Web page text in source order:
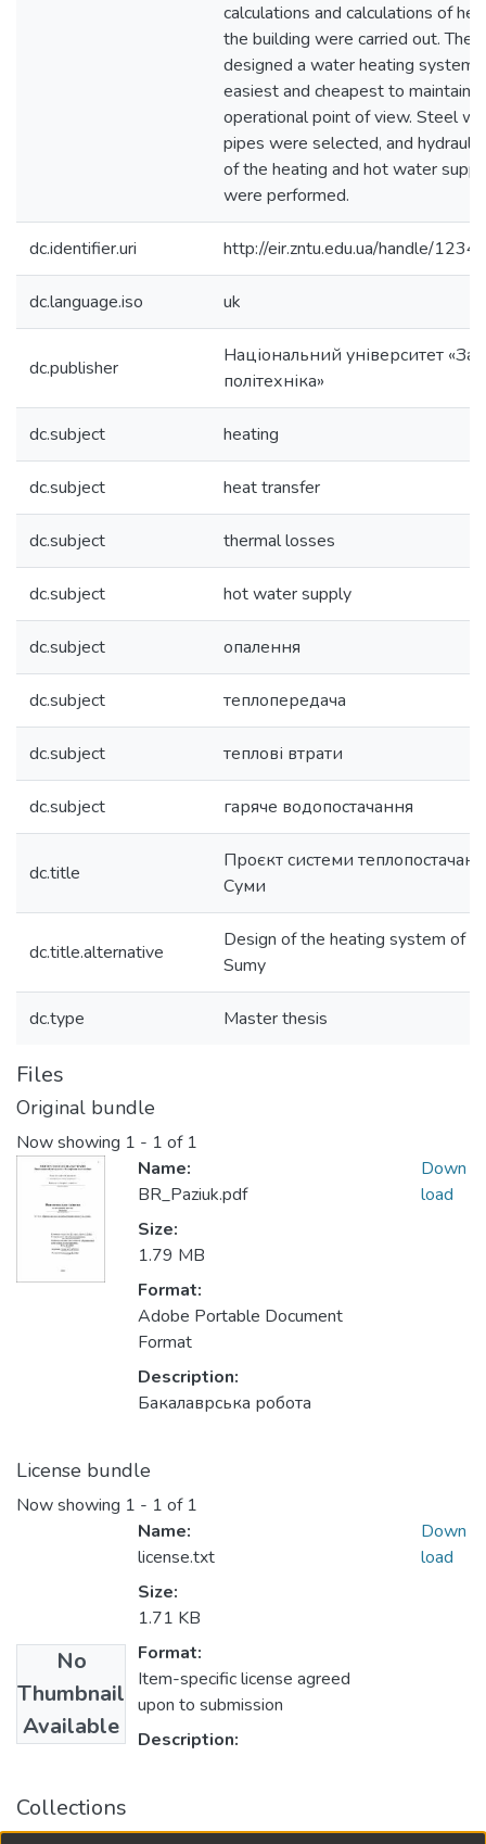
calculations and calculations of
the building were carried out. The
designed a water heating system,
easiest and cheapest to maintain
operational point of view. Steel
pipes were selected, and
of the heating and hot water
were performed.
dc.identifier.uri http://eir.zntu.edu.ua/handle/
dc.language.iso uk
dc.publisher
Національний університет
політехніка»
dc.subject heating
dc.subject heat transfer
dc.subject thermal losses
dc.subject hot water supply
dc.subject опалення
dc.subject теплопередача
dc.subject теплові втрати
dc.subject гаряче водопостачання
dc.title
Проєкт системи
Суми
dc.title.alternative
Design of the heating system of
Sumy
dc.type Master thesis
Files
Original bundle
Now showing 1 - 1 of 1
Name:
BR_Paziuk.pdf
Size:
1.79 MB
Format:
Adobe Portable Document
Format
Description:
Бакалаврська робота
Down
load
License bundle
Now showing 1 - 1 of 1
No
Thumbnail
Available
Name:
license.txt
Size:
1.71 KB
Format:
Item-specific license agreed
upon to submission
Description:
Down
load
Collections